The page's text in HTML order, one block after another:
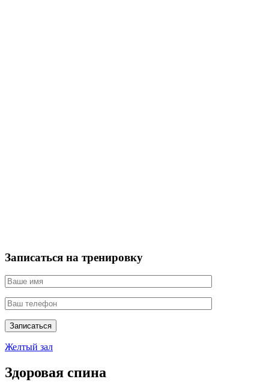
Записаться на тренировку
Записаться
Желтый зал
Здоровая спина